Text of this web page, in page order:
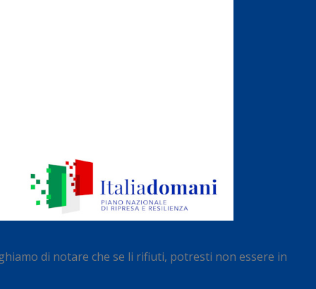
di notare che se li rifiuti, potresti non essere in